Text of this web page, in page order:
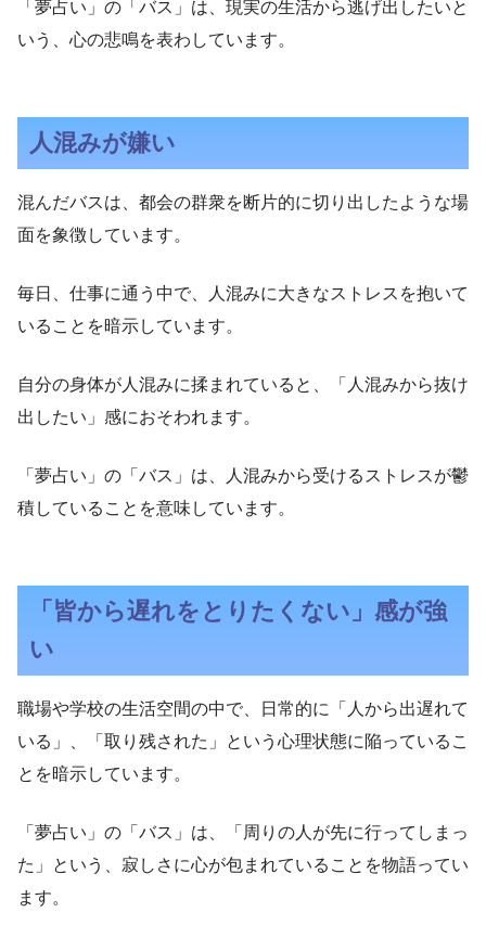
「夢占い」の「バス」は、現実の生活から逃げ出したいと
いう、心の悲鳴を表わしています。
人混みが嫌い
混んだバスは、都会の群衆を断片的に切り出したような場
面を象徴しています。
毎日、仕事に通う中で、人混みに大きなストレスを抱いて
いることを暗示しています。
自分の身体が人混みに揉まれていると、「人混みから抜け
出したい」感におそわれます。
「夢占い」の「バス」は、人混みから受けるストレスが鬱
積していることを意味しています。
「皆から遅れをとりたくない」感が強
い
職場や学校の生活空間の中で、日常的に「人から出遅れて
いる」、「取り残された」という心理状態に陥っているこ
とを暗示しています。
「夢占い」の「バス」は、「周りの人が先に行ってしまっ
た」という、寂しさに心が包まれていることを物語ってい
ます。